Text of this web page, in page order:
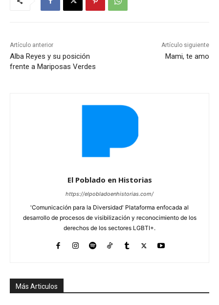
Artículo anterior
Alba Reyes y su posición
frente a Mariposas Verdes
Artículo siguiente
Mami, te amo
El Poblado en Historias
https://elpobladoenhistorias.com/
'Comunicación para la Diversidad' Plataforma enfocada al
desarrollo de procesos de visibilización y reconocimiento de los
derechos de los sectores LGBTI+.
Más Articulos